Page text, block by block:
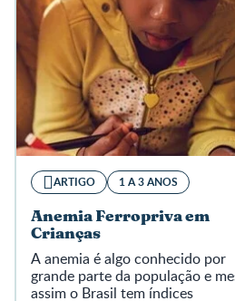
ARTIGO 1 A 3 ANOS
Anemia Ferropriva em
Crianças
A anemia é algo conhecido por
grande parte da população e
assim o Brasil tem índices